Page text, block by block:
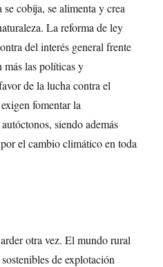
cobija, se alimenta y crea
La reforma de ley
del interés general frente
más las políticas y
de la lucha contra el
fomentar la
siendo además
el cambio climático en toda
otra vez. El mundo rural
de explotación